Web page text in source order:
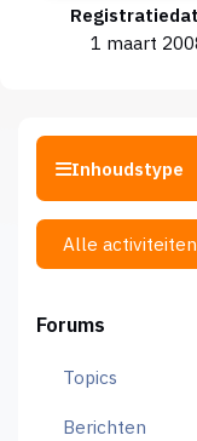
1 maart
Inhoudstype
Alle activiteiten
Forums
Topics
Berichten